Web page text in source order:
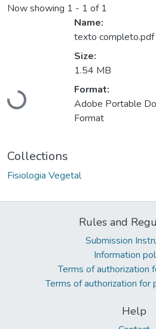
Now showing 1 - 1 of 1
Name:
texto completo.pdf
Size:
1.54 MB
Format:
Adobe Portable
Format
Collections
Fisiologia Vegetal
Rules and
Submission
Information
Terms of authorization
Terms of authorization for
Help